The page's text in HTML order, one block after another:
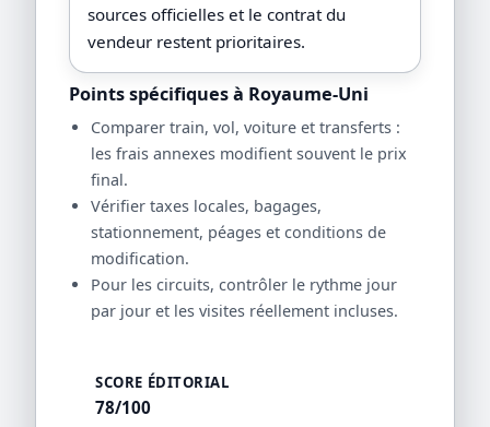
sources officielles et le contrat du
vendeur restent prioritaires.
Points spécifiques à Royaume-Uni
Comparer train, vol, voiture et transferts :
les frais annexes modifient souvent le prix
final.
Vérifier taxes locales, bagages,
stationnement, péages et conditions de
modification.
Pour les circuits, contrôler le rythme jour
par jour et les visites réellement incluses.
SCORE ÉDITORIAL
78/100